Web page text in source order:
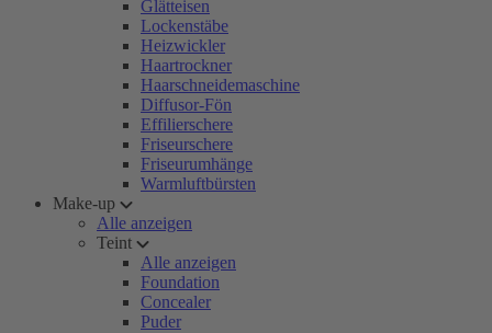
Glätteisen
Lockenstäbe
Heizwickler
Haartrockner
Haarschneidemaschine
Diffusor-Fön
Effilierschere
Friseurschere
Friseurumhänge
Warmluftbürsten
Make-up
Alle anzeigen
Teint
Alle anzeigen
Foundation
Concealer
Puder